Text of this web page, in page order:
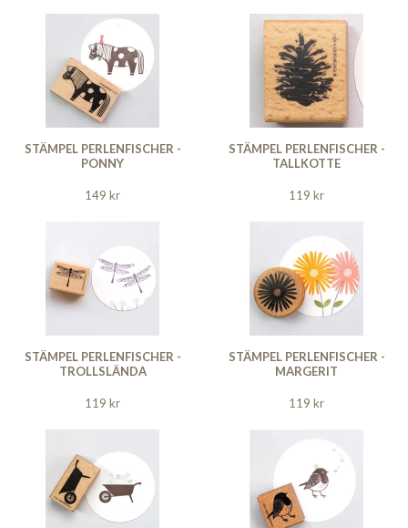
STÄMPEL PERLENFISCHER -
PONNY
149 kr
STÄMPEL PERLENFISCHER -
TALLKOTTE
119 kr
STÄMPEL PERLENFISCHER -
TROLLSLÄNDA
119 kr
STÄMPEL PERLENFISCHER -
MARGERIT
119 kr